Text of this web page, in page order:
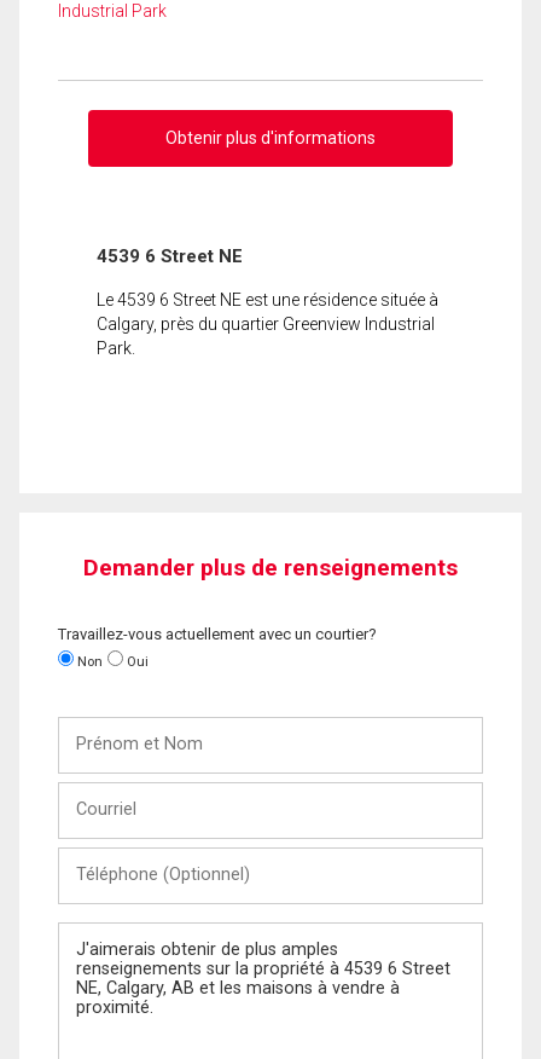
Industrial Park
Obtenir plus d'informations
4539 6 Street NE
Le 4539 6 Street NE est une résidence située à
Calgary, près du quartier Greenview Industrial
Park.
Demander plus de renseignements
Travaillez-vous actuellement avec un courtier?
Non Oui
Nom
(Optionnel)
Message